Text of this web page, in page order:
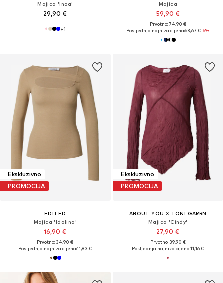
Majica 'Inoa'
29,90 €
+1
Majica
59,90 €
Prvotno: 74,90 €
Posljednja najniža cijena:63,67 €-6%
Ekskluzivno
PROMOCIJA
EDITED
Majica 'Idalina'
16,90 €
Prvotno: 34,90 €
Posljednja najniža cijena:11,83 €
Ekskluzivno
PROMOCIJA
ABOUT YOU X TONI GARRN
Majica 'Cindy'
27,90 €
Prvotno: 39,90 €
Posljednja najniža cijena:11,16 €